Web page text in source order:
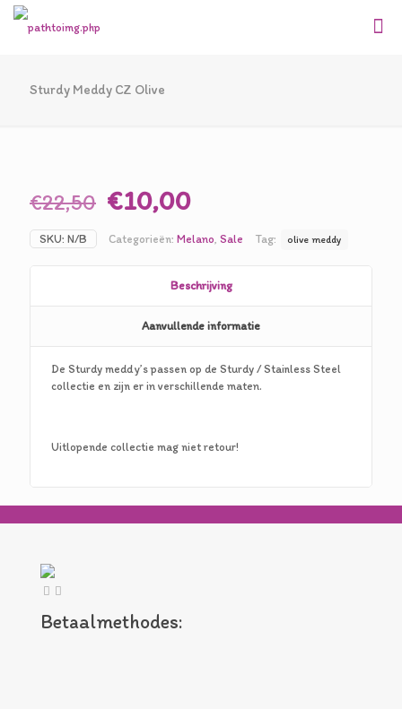
Sturdy Meddy CZ Olive
€22,50 Oorspronkelijke
prijs
was:
€22,50.
€10,00Huidige
prijs
is:
€10,00.
SKU: N/B Categorieën: Melano, Sale Tag: olive meddy
Beschrijving
Aanvullende informatie
De Sturdy meddy’s passen op de Sturdy / Stainless Steel
collectie en zijn er in verschillende maten.
Uitlopende collectie mag niet retour!
Betaalmethodes: